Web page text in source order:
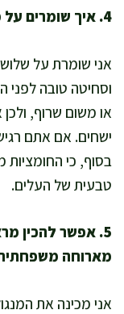
4. איך שומרים על מנגולד שלא יצא מר או סמרטוטי?
אני שומרת על
וסחיטה טובה לפני
או משום שרוף,
ישחים. אם אתם
בסוף, כי
טבעית של העלים.
5. אפשר להכין
מארוחה
אני מכינה את